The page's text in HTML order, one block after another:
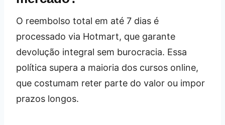
O reembolso total em até 7 dias é
processado via Hotmart, que garante
devolução integral sem burocracia. Essa
política supera a maioria dos cursos online,
que costumam reter parte do valor ou impor
prazos longos.